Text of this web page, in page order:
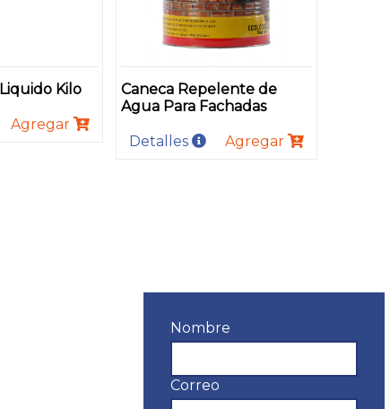
Kilo
Agregar
Caneca Repelente de
Agua Para Fachadas
Detalles Agregar
Nombre
Correo